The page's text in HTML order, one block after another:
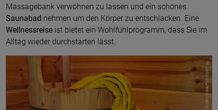
Massagebank verwöhnen zu lassen und ein schönes
Saunabad nehmen um den Körper zu entschlacken. Eine
Wellnessreise ist bietet ein Wohlfühlprogramm, dass Sie im
Alltag wieder durchstarten lässt.
© Leopictures-pixabay